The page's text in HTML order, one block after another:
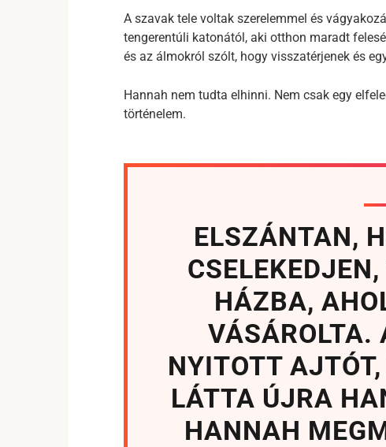
A szavak tele voltak szerelemmel és
tengerentúli katonától, aki otthon maradt
és az álmokról szólt, hogy visszatérjenek és
Hannah nem tudta elhinni. Nem csak egy
történelem.
ELSZÁNTAN,
HÁZBA,
VÁSÁROLTA.
NYITOTT
LÁTTA ÚJRA
HANNAH